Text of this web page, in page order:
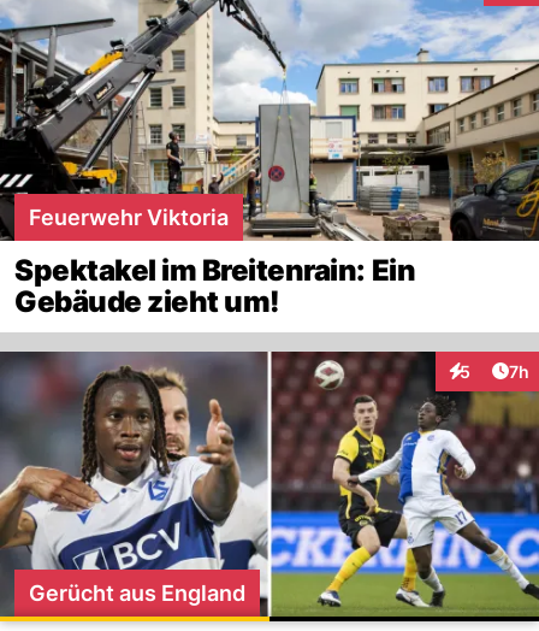
Feuerwehr Viktoria
Spektakel im Breitenrain: Ein
Gebäude zieht um!
5 7h
Gerücht aus England